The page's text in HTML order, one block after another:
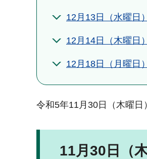
12月13日（水曜日）
12月14日（木曜日
12月18日（月曜日
令和5年11月30日（木曜
11月30日（